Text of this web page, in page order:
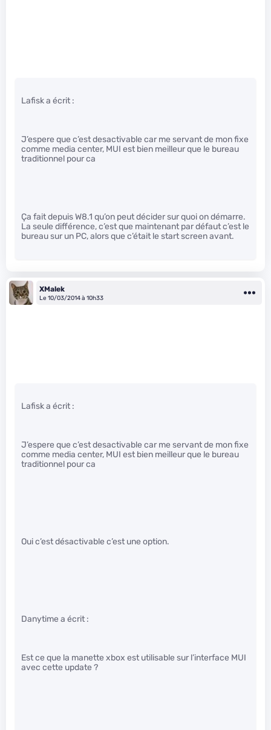
Lafisk a écrit :
J’espere que c’est desactivable car me servant de mon fixe
comme media center, MUI est bien meilleur que le bureau
traditionnel pour ca
Ça fait depuis W8.1 qu’on peut décider sur quoi on démarre.
La seule différence, c’est que maintenant par défaut c’est le
bureau sur un PC, alors que c’était le start screen avant.
XMalek
Le 10/03/2014 à 10h33
Lafisk a écrit :
J’espere que c’est desactivable car me servant de mon fixe
comme media center, MUI est bien meilleur que le bureau
traditionnel pour ca
Oui c’est désactivable c’est une option.
Danytime a écrit :
Est ce que la manette xbox est utilisable sur l’interface MUI
avec cette update ?